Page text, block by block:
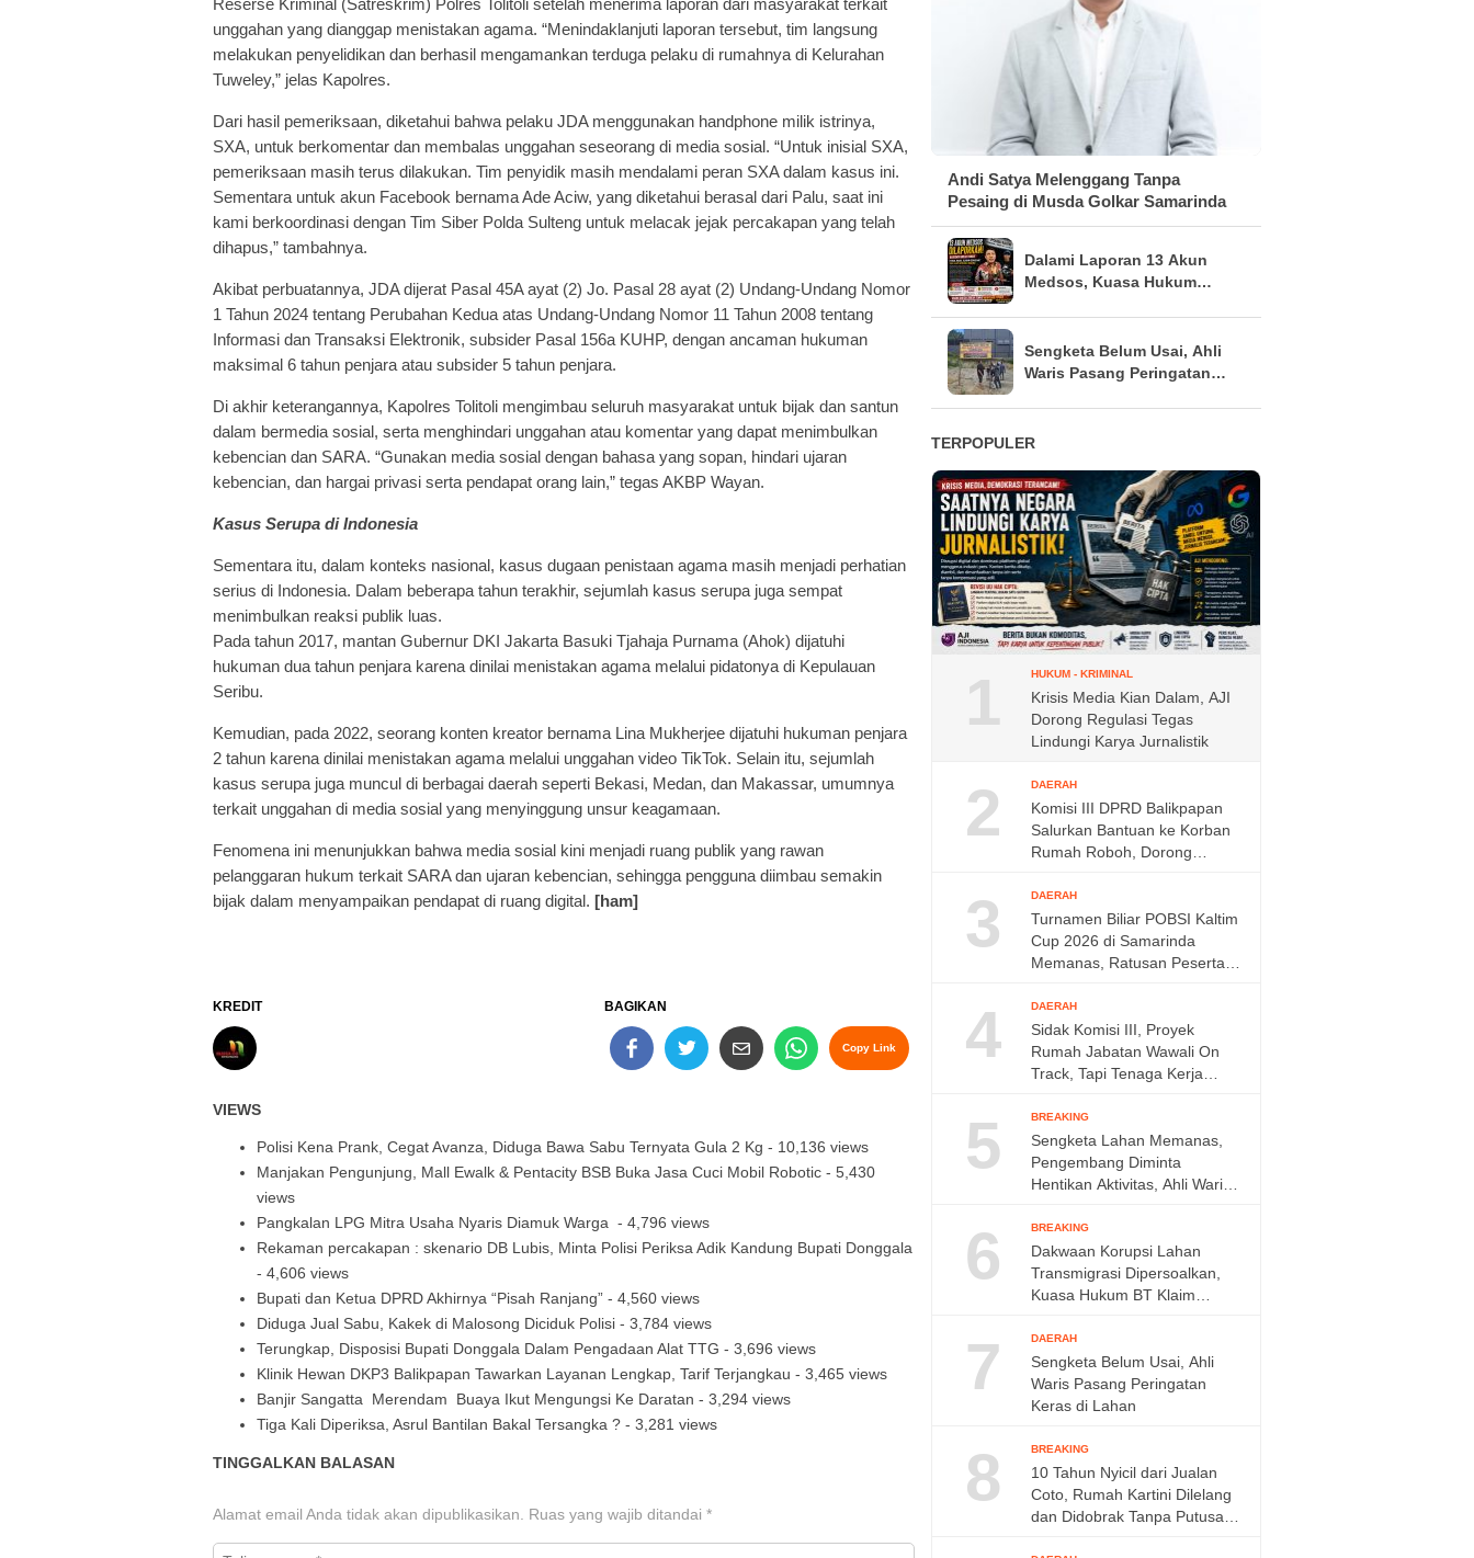
unggahan yang dianggap menistakan agama. “Menindaklanjuti laporan tersebut, tim langsung
melakukan penyelidikan dan berhasil mengamankan terduga pelaku di rumahnya di Kelurahan
Tuweley,” jelas Kapolres.
Dari hasil pemeriksaan, diketahui bahwa pelaku JDA menggunakan handphone milik istrinya,
SXA, untuk berkomentar dan membalas unggahan seseorang di media sosial. “Untuk inisial SXA,
pemeriksaan masih terus dilakukan. Tim penyidik masih mendalami peran SXA dalam kasus ini.
Sementara untuk akun Facebook bernama Ade Aciw, yang diketahui berasal dari Palu, saat ini
kami berkoordinasi dengan Tim Siber Polda Sulteng untuk melacak jejak percakapan yang telah
dihapus,” tambahnya.
Akibat perbuatannya, JDA dijerat Pasal 45A ayat (2) Jo. Pasal 28 ayat (2) Undang-Undang Nomor
1 Tahun 2024 tentang Perubahan Kedua atas Undang-Undang Nomor 11 Tahun 2008 tentang
Informasi dan Transaksi Elektronik, subsider Pasal 156a KUHP, dengan ancaman hukuman
maksimal 6 tahun penjara atau subsider 5 tahun penjara.
Di akhir keterangannya, Kapolres Tolitoli mengimbau seluruh masyarakat untuk bijak dan santun
dalam bermedia sosial, serta menghindari unggahan atau komentar yang dapat menimbulkan
kebencian dan SARA. “Gunakan media sosial dengan bahasa yang sopan, hindari ujaran
kebencian, dan hargai privasi serta pendapat orang lain,” tegas AKBP Wayan.
Kasus Serupa di Indonesia
Sementara itu, dalam konteks nasional, kasus dugaan penistaan agama masih menjadi perhatian
serius di Indonesia. Dalam beberapa tahun terakhir, sejumlah kasus serupa juga sempat
menimbulkan reaksi publik luas.
Pada tahun 2017, mantan Gubernur DKI Jakarta Basuki Tjahaja Purnama (Ahok) dijatuhi
hukuman dua tahun penjara karena dinilai menistakan agama melalui pidatonya di Kepulauan
Seribu.
Kemudian, pada 2022, seorang konten kreator bernama Lina Mukherjee dijatuhi hukuman penjara
2 tahun karena dinilai menistakan agama melalui unggahan video TikTok. Selain itu, sejumlah
kasus serupa juga muncul di berbagai daerah seperti Bekasi, Medan, dan Makassar, umumnya
terkait unggahan di media sosial yang menyinggung unsur keagamaan.
Fenomena ini menunjukkan bahwa media sosial kini menjadi ruang publik yang rawan
pelanggaran hukum terkait SARA dan ujaran kebencian, sehingga pengguna diimbau semakin
bijak dalam menyampaikan pendapat di ruang digital. [ham]
KREDIT BAGIKAN
Copy Link
VIEWS
Polisi Kena Prank, Cegat Avanza, Diduga Bawa Sabu Ternyata Gula 2 Kg - 10,136 views
Manjakan Pengunjung, Mall Ewalk & Pentacity BSB Buka Jasa Cuci Mobil Robotic - 5,430
views
Pangkalan LPG Mitra Usaha Nyaris Diamuk Warga - 4,796 views
Rekaman percakapan : skenario DB Lubis, Minta Polisi Periksa Adik Kandung Bupati Donggala
- 4,606 views
Bupati dan Ketua DPRD Akhirnya “Pisah Ranjang” - 4,560 views
Diduga Jual Sabu, Kakek di Malosong Diciduk Polisi - 3,784 views
Terungkap, Disposisi Bupati Donggala Dalam Pengadaan Alat TTG - 3,696 views
Klinik Hewan DKP3 Balikpapan Tawarkan Layanan Lengkap, Tarif Terjangkau - 3,465 views
Banjir Sangatta Merendam Buaya Ikut Mengungsi Ke Daratan - 3,294 views
Tiga Kali Diperiksa, Asrul Bantilan Bakal Tersangka ? - 3,281 views
TINGGALKAN BALASAN
Alamat email Anda tidak akan dipublikasikan. Ruas yang wajib ditandai *
Andi Satya Melenggang Tanpa
Pesaing di Musda Golkar Samarinda
Dalami Laporan 13 Akun
Medsos, Kuasa Hukum
Penajaman Bukti
Sengketa Belum Usai, Ahli
Waris Pasang Peringatan
TERPOPULER
1 HUKUM - KRIMINAL
Krisis Media Kian Dalam, AJI
Dorong Regulasi Tegas
Lindungi Karya Jurnalistik
2 DAERAH
Komisi III DPRD Balikpapan
Salurkan Bantuan ke Korban
Rumah Roboh, Dorong
3 DAERAH
Turnamen Biliar POBSI Kaltim
Cup 2026 di Samarinda
Memanas, Ratusan Peserta
4 DAERAH
Sidak Komisi III, Proyek
Rumah Jabatan Wawali On
Track, Tapi Tenaga Kerja
5 BREAKING
Sengketa Lahan Memanas,
Pengembang Diminta
Hentikan Aktivitas, Ahli Waris
6 BREAKING
Dakwaan Korupsi Lahan
Transmigrasi Dipersoalkan,
Kuasa Hukum BT Klaim
7 DAERAH
Sengketa Belum Usai, Ahli
Waris Pasang Peringatan
Keras di Lahan
8 BREAKING
10 Tahun Nyicil dari Jualan
Coto, Rumah Kartini Dilelang
dan Didobrak Tanpa Putusan